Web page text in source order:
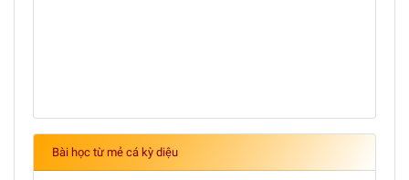
Bài học từ mẻ cá kỳ diệu